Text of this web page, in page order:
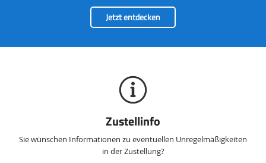
Jetzt entdecken
Zustellinfo
Sie wünschen Informationen zu eventuellen Unregelmäßigkeiten
in der Zustellung?